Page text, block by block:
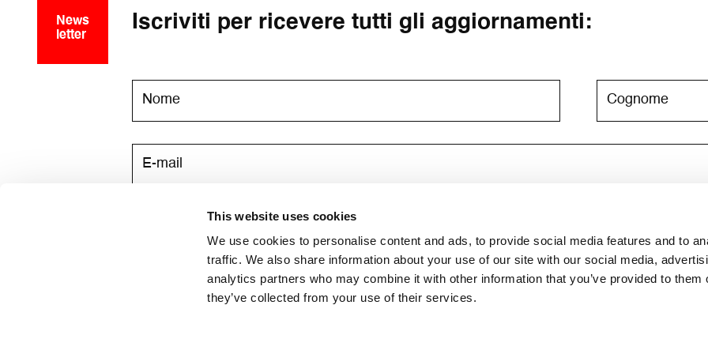
This website uses cookies
We use cookies to personalise content and ads, to provide social media features and to
traffic. We also share information about your use of our site with our social media,
analytics partners who may combine it with other information that you’ve provided to them
they’ve collected from your use of their services.
News
letter
Iscriviti per ricevere tutti gli aggiornamenti:
Acconsento a ricevere via email le newsletter. Per maggiori informazioni consulta l'